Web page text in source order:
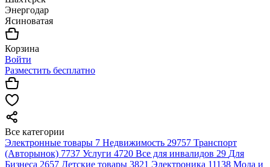
Энергодар
Ясиноватая
Корзина
Войти
Разместить бесплатно
Все категории
Электронные товары 7 Недвижимость 29757 Транспорт
(Авторынок) 7737 Услуги 4720 Все для инвалидов 29 Для
Бизнеса 2657 Детские товары 3821 Электроника 11138 Мода и